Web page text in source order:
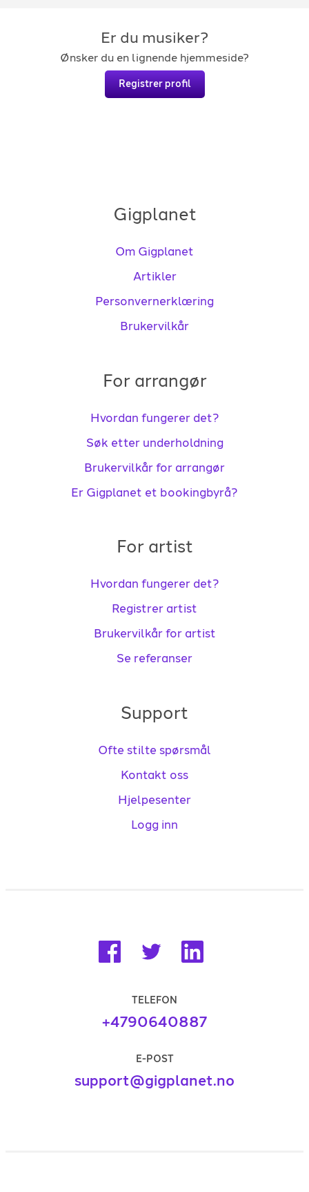
Er du musiker?
Ønsker du en lignende hjemmeside?
Registrer profil
Gigplanet
Om Gigplanet
Artikler
Personvernerklæring
Brukervilkår
For arrangør
Hvordan fungerer det?
Søk etter underholdning
Brukervilkår for arrangør
Er Gigplanet et bookingbyrå?
For artist
Hvordan fungerer det?
Registrer artist
Brukervilkår for artist
Se referanser
Support
Ofte stilte spørsmål
Kontakt oss
Hjelpesenter
Logg inn
TELEFON
+4790640887
E-POST
support@gigplanet.no